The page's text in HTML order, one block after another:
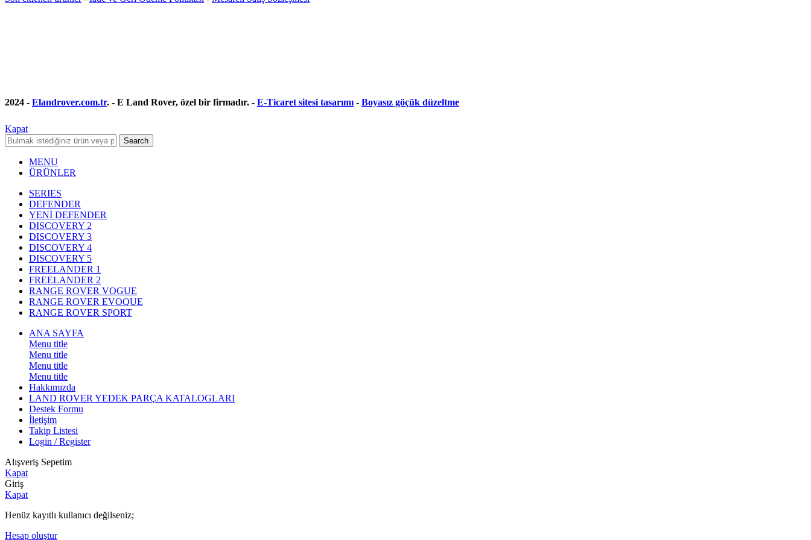
2024 - Elandrover.com.tr. - E Land Rover, özel bir firmadır. - E-Ticaret sitesi tasarımı - Boyasız göçük düzeltme
Kapat
Search
MENU
ÜRÜNLER
SERIES
DEFENDER
YENİ DEFENDER
DISCOVERY 2
DISCOVERY 3
DISCOVERY 4
DISCOVERY 5
FREELANDER 1
FREELANDER 2
RANGE ROVER VOGUE
RANGE ROVER EVOQUE
RANGE ROVER SPORT
ANA SAYFA
Menu title
Menu title
Menu title
Menu title
Hakkımızda
LAND ROVER YEDEK PARÇA KATALOGLARI
Destek Formu
İletişim
Takip Listesi
Login / Register
Alışveriş Sepetim
Kapat
Giriş
Kapat
Henüz kayıtlı kullanıcı değilseniz;
Hesap oluştur